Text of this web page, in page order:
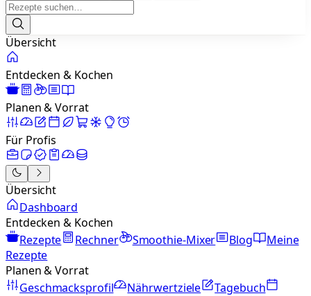
Übersicht
Entdecken & Kochen
Planen & Vorrat
Für Profis
Übersicht
Dashboard
Entdecken & Kochen
Rezepte
Rechner Smoothie-Mixer Blog
Meine
Rezepte
Planen & Vorrat
Geschmacksprofil
Nährwertziele
Tagebuch